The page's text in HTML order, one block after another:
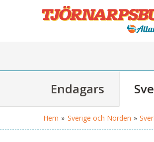
Endagars
Hem » Sverige och Norden »